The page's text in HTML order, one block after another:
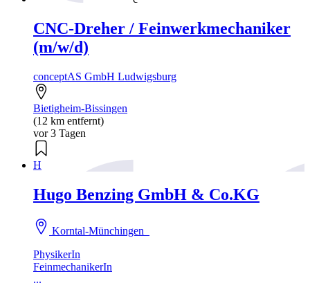
CNC-Dreher / Feinwerkmechaniker
(m/w/d)
conceptAS GmbH Ludwigsburg
Bietigheim-Bissingen
(12 km entfernt)
vor 3 Tagen
H
Hugo Benzing GmbH & Co.KG
Korntal-Münchingen
PhysikerIn
FeinmechanikerIn
...